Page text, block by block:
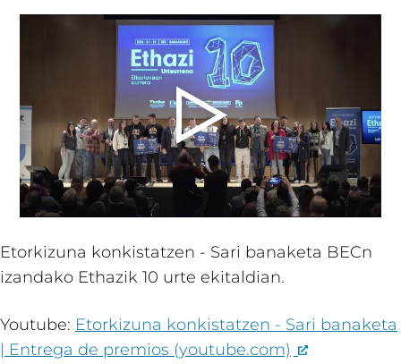
Etorkizuna konkistatzen - Sari banaketa BECn
izandako Ethazik 10 urte ekitaldian.
Youtube: Etorkizuna konkistatzen - Sari banaketa
| Entrega de premios (youtube.com)